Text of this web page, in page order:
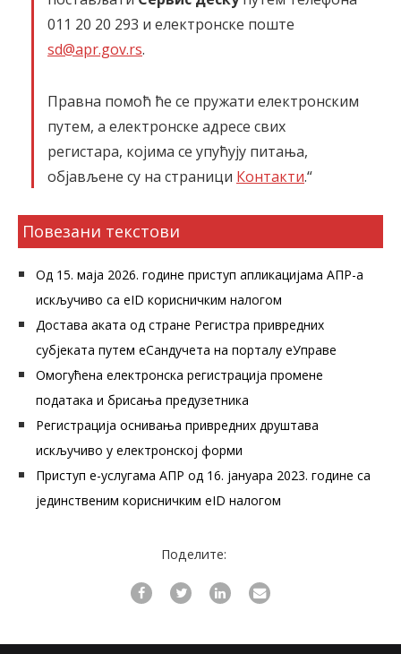
011 20 20 293 и електронске поште
sd@apr.gov.rs.
Правна помоћ ће се пружати електронским
путем, а електронске адресе свих
регистара, којима се упућују питања,
објављене су на страници Контакти.“
Повезани текстови
Од 15. маја 2026. године приступ апликацијама АПР-а
искључиво са eID корисничким налогом
Достава аката од стране Регистра привредних
субјеката путем еСандучета на порталу еУправе
Омогућена електронска регистрација промене
података и брисања предузетника
Регистрација оснивања привредних друштава
искључиво у електронској форми
Приступ е-услугама АПР од 16. јануара 2023. године са
јединственим корисничким eID налогом
Поделите: